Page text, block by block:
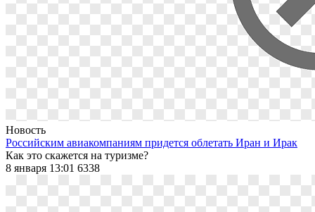
Новость
Российским авиакомпаниям придется облетать Иран и Ирак
Как это скажется на туризме?
8 января 13:01 6338